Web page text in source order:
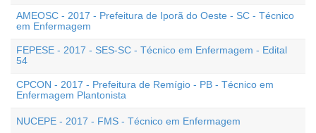
AMEOSC - 2017 - Prefeitura de Iporã do Oeste - SC - Técnico
em Enfermagem
FEPESE - 2017 - SES-SC - Técnico em Enfermagem - Edital
54
CPCON - 2017 - Prefeitura de Remígio - PB - Técnico em
Enfermagem Plantonista
NUCEPE - 2017 - FMS - Técnico em Enfermagem